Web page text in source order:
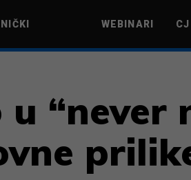
WEBINARI
“never